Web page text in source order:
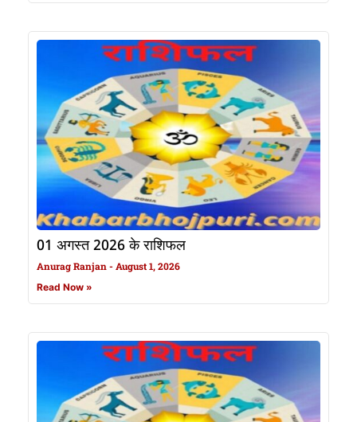
01 अगस्त 2026 के राशिफल
Anurag Ranjan August 1, 2026
Read Now »